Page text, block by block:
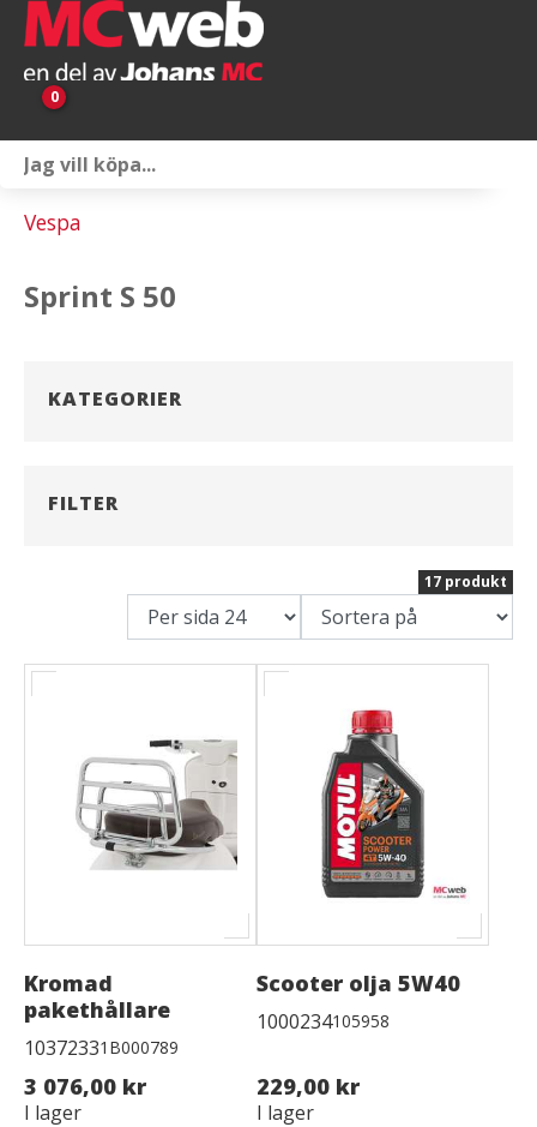
0
Vespa
Sprint S 50
KATEGORIER
FILTER
17 produkt
Kromad
pakethållare
10372331B000789
3 076,00 kr
I lager
Scooter olja 5W40
1000234105958
229,00 kr
I lager